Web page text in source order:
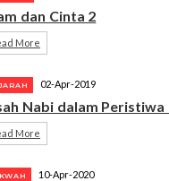
dan Cinta 2
More
02-Apr-2019
Nabi dalam
More
10-Apr-2020